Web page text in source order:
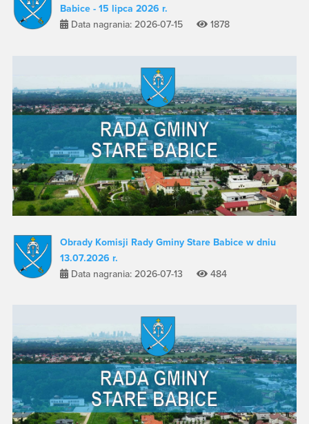
Babice - 15 lipca 2026 r.
Data nagrania: 2026-07-15
1878
Obrady Komisji Rady Gminy Stare Babice w dniu
13.07.2026 r.
Data nagrania: 2026-07-13
484